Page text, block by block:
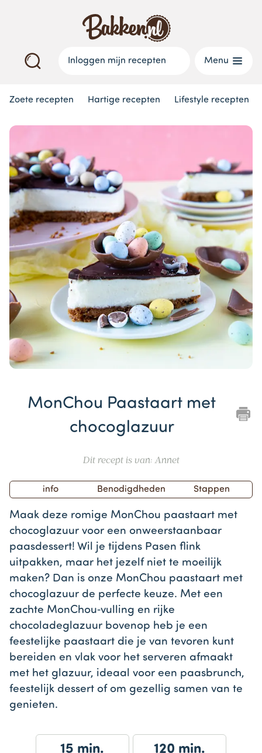
Inloggen mijn recepten Menu
Zoete recepten Hartige recepten Lifestyle recepten
MonChou Paastaart met
chocoglazuur
Dit recept is van: Annet
info Benodigdheden Stappen
Maak deze romige MonChou paastaart met
chocoglazuur voor een onweerstaanbaar
paasdessert! Wil je tijdens Pasen flink
uitpakken, maar het jezelf niet te moeilijk
maken? Dan is onze MonChou paastaart met
chocoglazuur de perfecte keuze. Met een
zachte MonChou‑vulling en rijke
chocoladeglazuur bovenop heb je een
feestelijke paastaart die je van tevoren kunt
bereiden en vlak voor het serveren afmaakt
met het glazuur, ideaal voor een paasbrunch,
feestelijk dessert of om gezellig samen van te
genieten.
15 min. 120 min.